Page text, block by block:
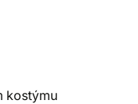
kostýmu